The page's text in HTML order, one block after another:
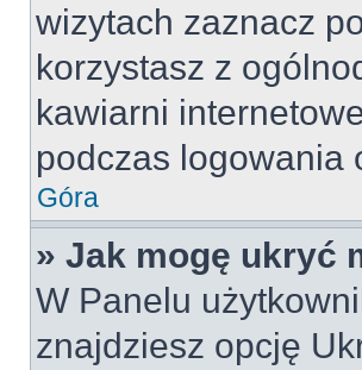
wizytach zaznacz
korzystasz z
kawiarni
podczas logowania
Góra
» Jak mogę ukryć
W Panelu
znajdziesz opcję